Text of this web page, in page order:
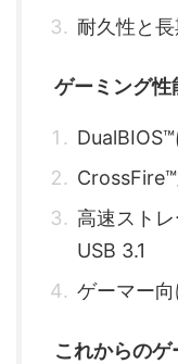
耐久性と
ゲーミング性
高速スト
USB 3.1
ゲーマー
これからの